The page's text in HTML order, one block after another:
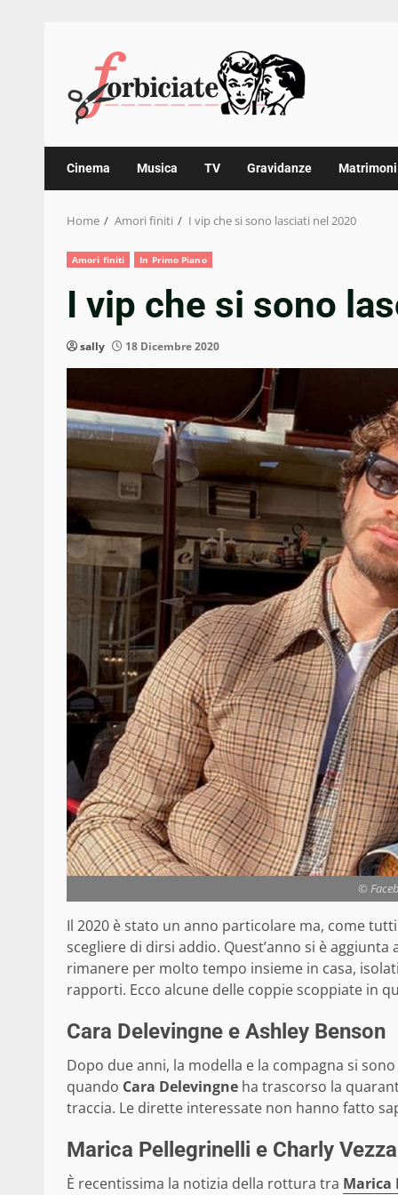
content
Cinema Musica TV Gravidanze Matrimoni
Home Amori finiti I vip che si sono lasciati nel 2020
Amori finiti In Primo Piano
I vip che si sono
sally 18 Dicembre 2020
©
Il 2020 è stato un anno particolare ma, come
scegliere di dirsi addio. Quest’anno si è
rimanere per molto tempo insieme in casa,
rapporti. Ecco alcune delle coppie scoppiate in
Cara Delevingne e Ashley Benson
Dopo due anni, la modella e la compagna si
quando Cara Delevingne ha trascorso la
traccia. Le dirette interessate non hanno fatto
Marica Pellegrinelli e Charly Vezza
È recentissima la notizia della rottura tra Marica